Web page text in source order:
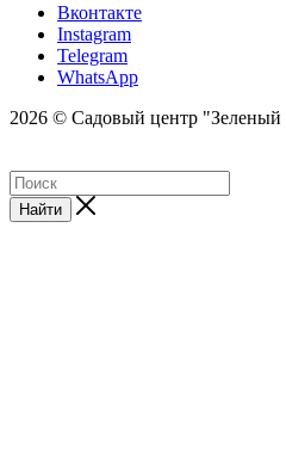
Вконтакте
Instagram
Telegram
WhatsApp
2026 © Садовый центр
Найти